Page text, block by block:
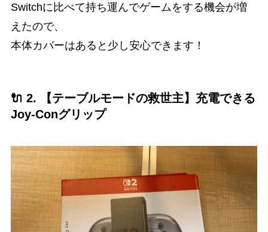
Switchに比べて持ち運んでゲームをする機会が増
えたので、
本体カバーはあると少し安心できます！
🔌 2. 【テーブルモードの救世主】充電できる
Joy-Conグリップ